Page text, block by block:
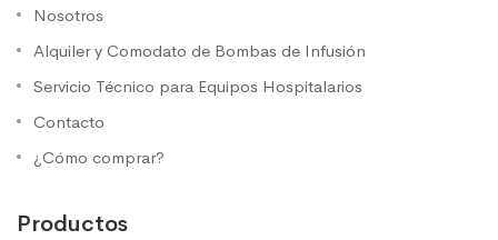
Nosotros
Alquiler y Comodato de Bombas de Infusión
Servicio Técnico para Equipos Hospitalarios
Contacto
¿Cómo comprar?
Productos